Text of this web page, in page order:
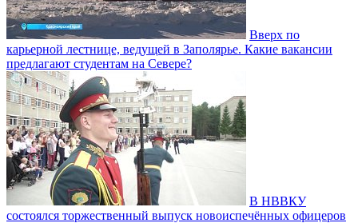
Вверх по
карьерной лестнице, ведущей в Заполярье. Какие вакансии
предлагают студентам на Севере?
В НВВКУ
состоялся торжественный выпуск новоиспечённых офицеров